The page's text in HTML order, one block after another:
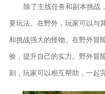
除了主线任务和副本挑战
要玩法。在野外，玩家可以与
和挑战强大的怪物。在野外冒
验，提升自己的实力。野外冒
刻，玩家可以相互帮助，一起